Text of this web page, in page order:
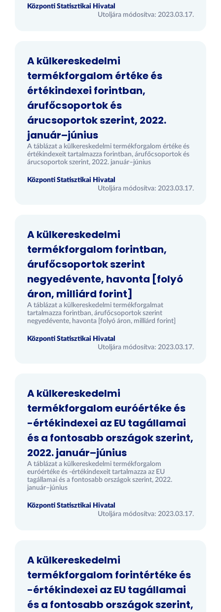
Központi Statisztikai Hivatal
Utoljára módosítva: 2023.03.17.
A külkereskedelmi
termékforgalom értéke és
értékindexei forintban,
árufőcsoportok és
árucsoportok szerint, 2022.
január–június
A táblázat a külkereskedelmi termékforgalom értéke és
értékindexeit tartalmazza forintban, árufőcsoportok és
árucsoportok szerint, 2022. január–június
Központi Statisztikai Hivatal
Utoljára módosítva: 2023.03.17.
A külkereskedelmi
termékforgalom forintban,
árufőcsoportok szerint
negyedévente, havonta [folyó
áron, milliárd forint]
A táblázat a külkereskedelmi termékforgalmat
tartalmazza forintban, árufőcsoportok szerint
negyedévente, havonta [folyó áron, milliárd forint]
Központi Statisztikai Hivatal
Utoljára módosítva: 2023.03.17.
A külkereskedelmi
termékforgalom euróértéke és
-értékindexei az EU tagállamai
és a fontosabb országok szerint,
2022. január–június
A táblázat a külkereskedelmi termékforgalom
euróértéke és -értékindexeit tartalmazza az EU
tagállamai és a fontosabb országok szerint, 2022.
január–június
Központi Statisztikai Hivatal
Utoljára módosítva: 2023.03.17.
A külkereskedelmi
termékforgalom forintértéke és
-értékindexei az EU tagállamai
és a fontosabb országok szerint,